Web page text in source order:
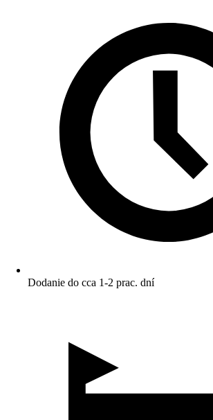
Dodanie do cca 1-2 prac. dní